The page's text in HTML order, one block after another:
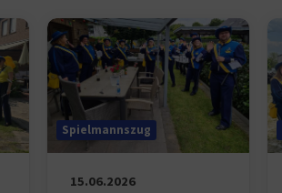
Spielmannszug
15.06.2026